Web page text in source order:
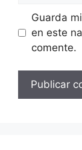
Guarda
en este
comente.